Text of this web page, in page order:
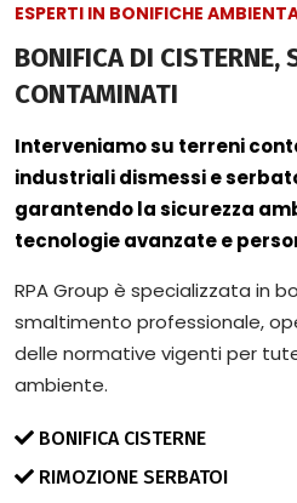
ESPERTI IN BONIFICHE
BONIFICA DI CISTERNE,
CONTAMINATI
Interveniamo su terreni
industriali dismessi e
garantendo la sicurezza
tecnologie avanzate e
RPA Group è specializzata in
smaltimento professionale,
delle normative vigenti per
ambiente.
BONIFICA CISTERNE
RIMOZIONE SERBATOI